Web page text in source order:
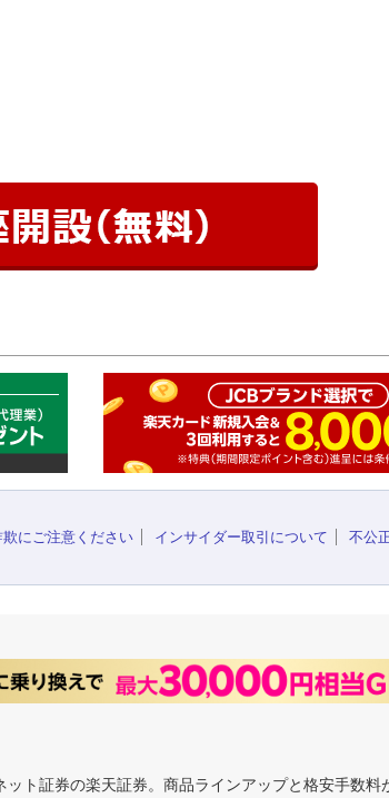
にご注意ください インサイダー取引について
不公
ト証券の楽天証券。商品ラインアップと格安手数